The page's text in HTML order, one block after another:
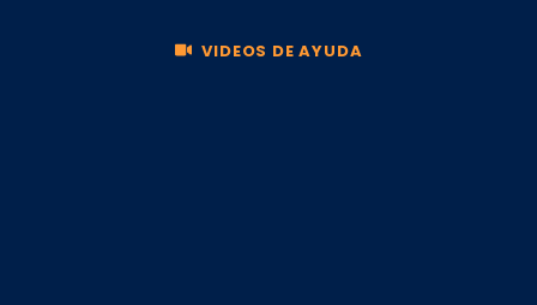
VIDEOS DE AYUDA